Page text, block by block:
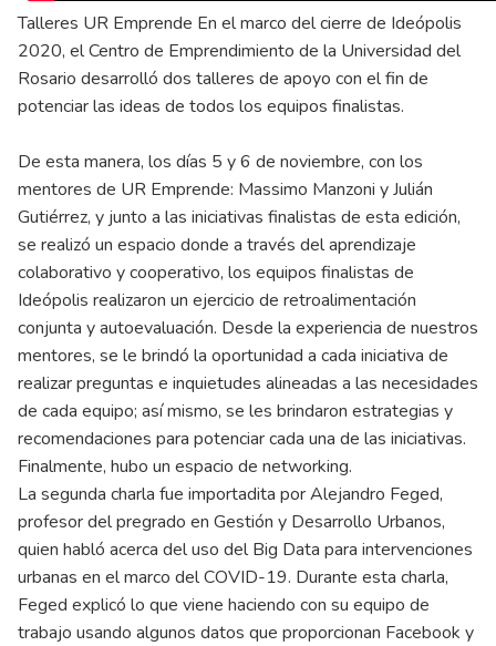
Talleres UR Emprende En el marco del cierre de Ideópolis
2020, el Centro de Emprendimiento de la Universidad del
Rosario desarrolló dos talleres de apoyo con el fin de
potenciar las ideas de todos los equipos finalistas.
De esta manera, los días 5 y 6 de noviembre, con los
mentores de UR Emprende: Massimo Manzoni y Julián
Gutiérrez, y junto a las iniciativas finalistas de esta edición,
se realizó un espacio donde a través del aprendizaje
colaborativo y cooperativo, los equipos finalistas de
Ideópolis realizaron un ejercicio de retroalimentación
conjunta y autoevaluación. Desde la experiencia de nuestros
mentores, se le brindó la oportunidad a cada iniciativa de
realizar preguntas e inquietudes alineadas a las necesidades
de cada equipo; así mismo, se les brindaron estrategias y
recomendaciones para potenciar cada una de las iniciativas.
Finalmente, hubo un espacio de networking.
La segunda charla fue importadita por Alejandro Feged,
profesor del pregrado en Gestión y Desarrollo Urbanos,
quien habló acerca del uso del Big Data para intervenciones
urbanas en el marco del COVID-19. Durante esta charla,
Feged explicó lo que viene haciendo con su equipo de
trabajo usando algunos datos que proporcionan Facebook y